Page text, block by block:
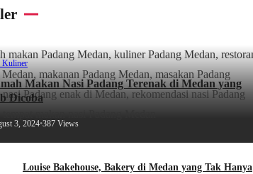
Kuliner
Makan Nasi Padang Terenak di Medan yang
Dicoba
3, 2024•387 Views
Louise Bakehouse, Bakery di Medan yang Tak Hanya